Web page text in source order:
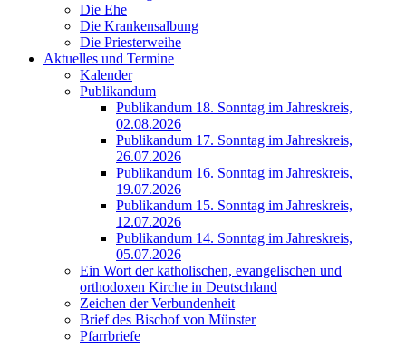
Die Ehe
Die Krankensalbung
Die Priesterweihe
Aktuelles und Termine
Kalender
Publikandum
Publikandum 18. Sonntag im Jahreskreis,
02.08.2026
Publikandum 17. Sonntag im Jahreskreis,
26.07.2026
Publikandum 16. Sonntag im Jahreskreis,
19.07.2026
Publikandum 15. Sonntag im Jahreskreis,
12.07.2026
Publikandum 14. Sonntag im Jahreskreis,
05.07.2026
Ein Wort der katholischen, evangelischen und
orthodoxen Kirche in Deutschland
Zeichen der Verbundenheit
Brief des Bischof von Münster
Pfarrbriefe